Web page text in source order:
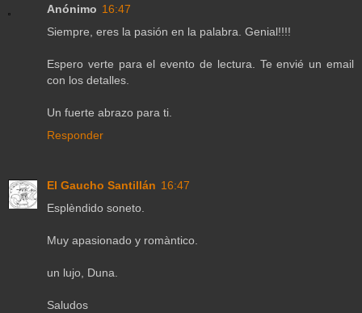
Anónimo 16:47
Siempre, eres la pasión en la palabra. Genial!!!!
Espero verte para el evento de lectura. Te envié un email
con los detalles.
Un fuerte abrazo para ti.
Responder
El Gaucho Santillán 16:47
Esplèndido soneto.
Muy apasionado y romàntico.
un lujo, Duna.
Saludos